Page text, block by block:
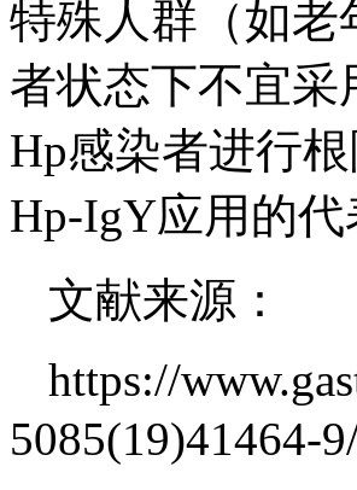
特殊人群（如老
者状态下不宜
Hp感染者进行
Hp-IgY应用的
文献来源：
https://
5085(19)41464-